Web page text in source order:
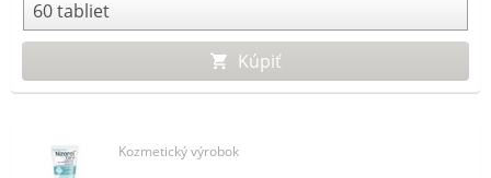
Kúpiť
Kozmetický výrobok